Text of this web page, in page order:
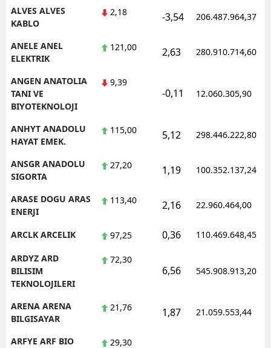
Yalova
Karabük
Osmaniye
ALVES ALVES
KABLO
2,18 -3,54 206.487.964,37
ANELE ANEL
ELEKTRIK
121,00 2,63 280.910.714,60
ANGEN ANATOLIA
TANI VE
BIYOTEKNOLOJI
9,39
-0,11 12.060.305,90
ANHYT ANADOLU
HAYAT EMEK.
115,00 5,12 298.446.222,80
ANSGR ANADOLU
SIGORTA
27,20 1,19 100.352.137,24
ARASE DOGU ARAS
ENERJI
113,40 2,16 22.960.464,00
ARCLK ARCELIK 97,25 0,36 110.469.648,45
ARDYZ ARD
BILISIM
TEKNOLOJILERI
72,30
6,56 545.908.913,20
ARENA ARENA
BILGISAYAR
21,76 1,87 21.059.553,44
ARFYE ARF BIO
29,30